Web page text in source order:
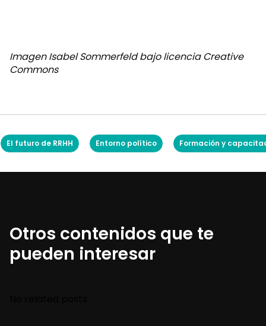
Imagen Isabel Sommerfeld bajo licencia Creative
Commons
El futuro de RRHH Entorno político Formación y
Otros contenidos que te
pueden interesar